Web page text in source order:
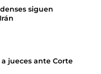
siguen
jueces ante Corte